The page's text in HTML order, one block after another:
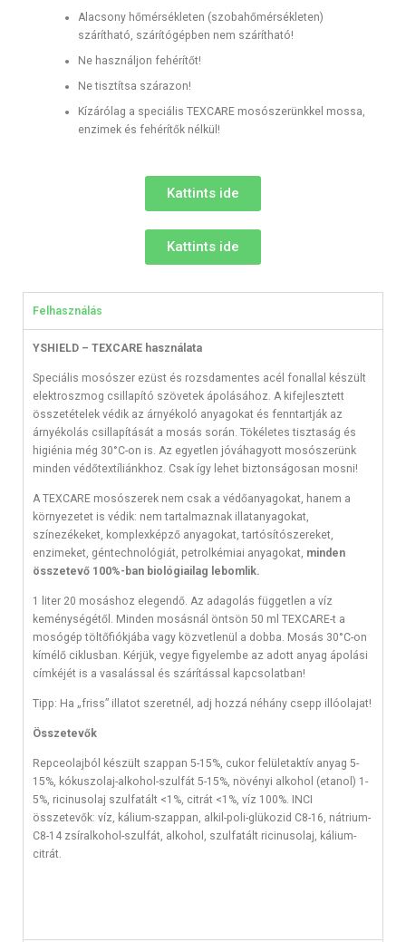
Alacsony hőmérsékleten (szobahőmérsékleten)
szárítható, szárítógépben nem szárítható!
Ne használjon fehérítőt!
Ne tisztítsa szárazon!
Kízárólag a speciális TEXCARE mosószerünkkel mossa,
enzimek és fehérítők nélkül!
Kattints ide
Kattints ide
Felhasználás
YSHIELD – TEXCARE használata
Speciális mosószer ezüst és rozsdamentes acél fonallal készült
elektroszmog csillapító szövetek ápolásához. A kifejlesztett
összetételek védik az árnyékoló anyagokat és fenntartják az
árnyékolás csillapítását a mosás során. Tökéletes tisztaság és
higiénia még 30°C-on is. Az egyetlen jóváhagyott mosószerünk
minden védőtextíliánkhoz. Csak így lehet biztonságosan mosni!
A TEXCARE mosószerek nem csak a védőanyagokat, hanem a
környezetet is védik: nem tartalmaznak illatanyagokat,
színezékeket, komplexképző anyagokat, tartósítószereket,
enzimeket, géntechnológiát, petrolkémiai anyagokat, minden
összetevő 100%-ban biológiailag lebomlik.
1 liter 20 mosáshoz elegendő. Az adagolás független a víz
keménységétől. Minden mosásnál öntsön 50 ml TEXCARE-t a
mosógép töltőfiókjába vagy közvetlenül a dobba. Mosás 30°C-on
kímélő ciklusban. Kérjük, vegye figyelembe az adott anyag ápolási
címkéjét is a vasalással és szárítással kapcsolatban!
Tipp: Ha „friss” illatot szeretnél, adj hozzá néhány csepp illóolajat!
Összetevők
Repceolajból készült szappan 5-15%, cukor felületaktív anyag 5-
15%, kókuszolaj-alkohol-szulfát 5-15%, növényi alkohol (etanol) 1-
5%, ricinusolaj szulfatált <1%, citrát <1%, víz 100%. INCI
összetevők: víz, kálium-szappan, alkil-poli-glükozid C8-16, nátrium-
C8-14 zsíralkohol-szulfát, alkohol, szulfatált ricinusolaj, kálium-
citrát.